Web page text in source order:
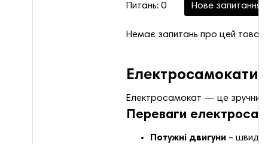
Питань: 0 Нове запитання
Немає запитань про цей товар.
Електросамокати
Електросамокат — це зручний,
Переваги
Потужні двигуни –